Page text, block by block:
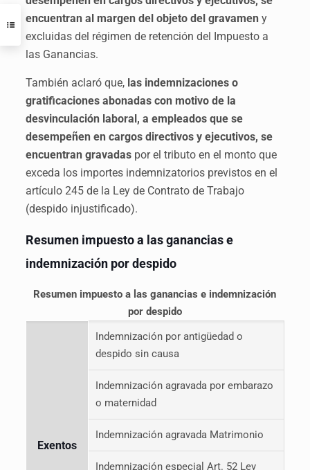
encuentran al margen del objeto del gravameny
excluidas del régimen de retención del Impuesto a
las Ganancias.
También aclaró que, las indemnizaciones o
gratificaciones abonadas con motivo de la
desvinculación laboral, a empleados que se
desempeñen en cargos directivos y ejecutivos, se
encuentran gravadaspor el tributo en el monto que
exceda los importes indemnizatorios previstos en el
artículo 245 de la Ley de Contrato de Trabajo
(despido injustificado).
Resumen impuesto a las ganancias e
indemnización por despido
Resumen impuesto a las ganancias e indemnización
por despido
Exentos
Indemnización por antigüedad o
despido sin causa
Indemnización agravada por embarazo
o maternidad
Indemnización agravada Matrimonio
Indemnización especial Art. 52 Ley